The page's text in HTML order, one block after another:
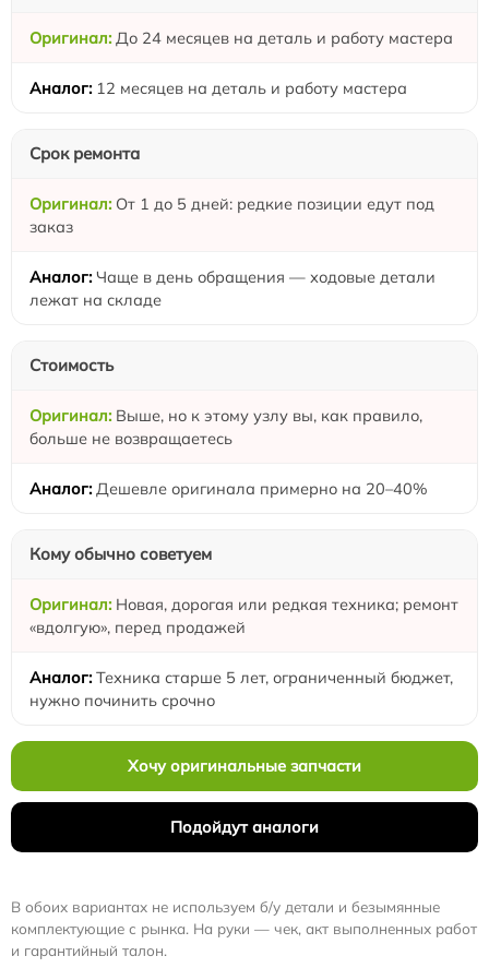
До 24 месяцев на деталь и работу мастера
12 месяцев на деталь и работу мастера
Срок ремонта
От 1 до 5 дней: редкие позиции едут под
заказ
Чаще в день обращения — ходовые детали
лежат на складе
Стоимость
Выше, но к этому узлу вы, как правило,
больше не возвращаетесь
Дешевле оригинала примерно на 20–40%
Кому обычно советуем
Новая, дорогая или редкая техника; ремонт
«вдолгую», перед продажей
Техника старше 5 лет, ограниченный бюджет,
нужно починить срочно
Хочу оригинальные запчасти
Подойдут аналоги
В обоих вариантах не используем б/у детали и безымянные
комплектующие с рынка. На руки — чек, акт выполненных работ
и гарантийный талон.